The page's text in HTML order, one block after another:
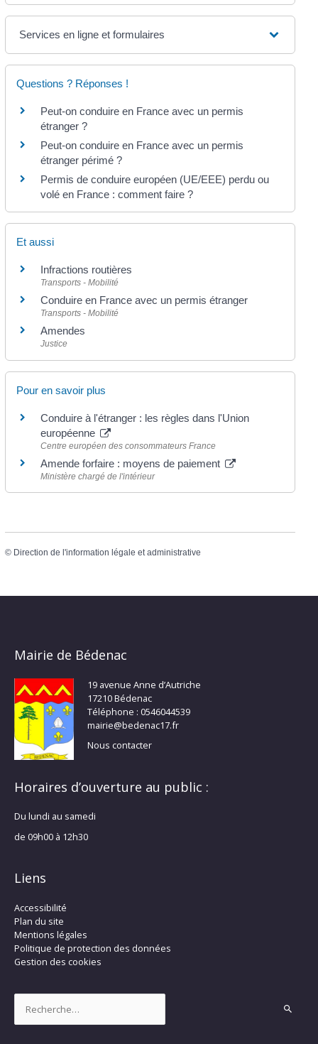
Services en ligne et formulaires
Questions ? Réponses !
Peut-on conduire en France avec un permis
étranger ?
Peut-on conduire en France avec un permis
étranger périmé ?
Permis de conduire européen (UE/EEE) perdu ou
volé en France : comment faire ?
Et aussi
Infractions routières
Transports - Mobilité
Conduire en France avec un permis étranger
Transports - Mobilité
Amendes
Justice
Pour en savoir plus
Conduire à l'étranger : les règles dans l'Union
européenne
Centre européen des consommateurs France
Amende forfaire : moyens de paiement
Ministère chargé de l'intérieur
© Direction de l'information légale et administrative
Mairie de Bédenac
19 avenue Anne d’Autriche
17210 Bédenac
Téléphone : 0546044539
mairie@bedenac17.fr
Nous contacter
Horaires d’ouverture au public :
Du lundi au samedi
de 09h00 à 12h30
Liens
Accessibilité
Plan du site
Mentions légales
Politique de protection des données
Gestion des cookies